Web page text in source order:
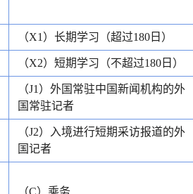
（X1）长期学习（超过180日）
（X2）短期学习（不超过180日）
（J1）外国常驻中国新闻机构的外
国常驻记者
（J2）入境进行短期采访报道的外
国记者
（C）乘务